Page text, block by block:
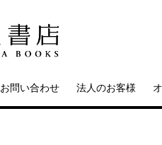
お問い合わせ 法人のお客様